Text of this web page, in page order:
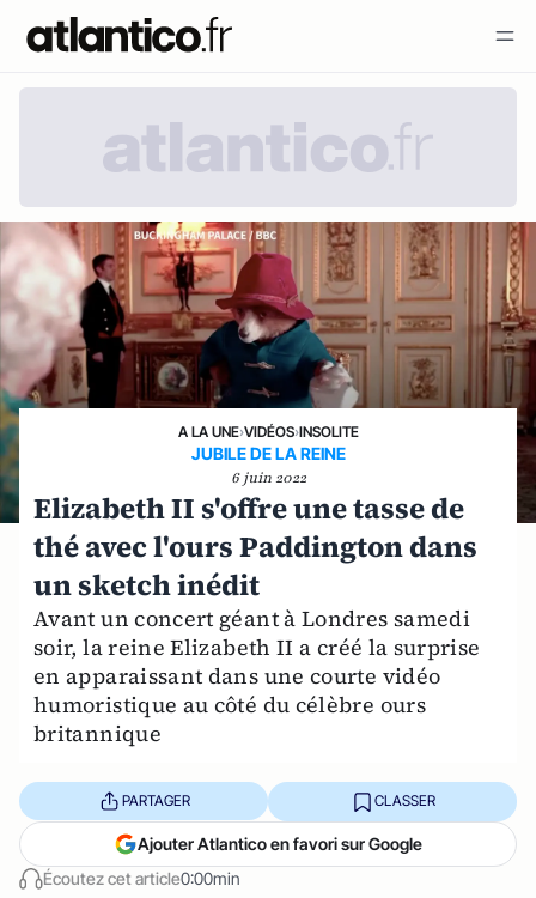
A LA UNE›VIDÉOS›INSOLITE
JUBILE DE LA REINE
6 juin 2022
Elizabeth II s'offre une tasse de
thé avec l'ours Paddington dans
un sketch inédit
Avant un concert géant à Londres samedi
soir, la reine Elizabeth II a créé la surprise
en apparaissant dans une courte vidéo
humoristique au côté du célèbre ours
britannique
Écoutez cet article0:00min
PARTAGER CLASSER
Ajouter Atlantico en favori sur Google